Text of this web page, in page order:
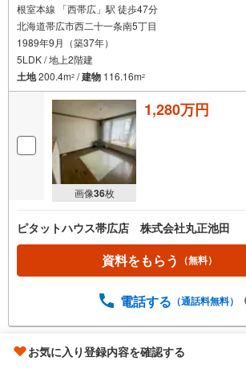
根室本線 「西帯広」駅 徒歩47分
北海道帯広市西二十一条南5丁目
1989年9月（築37年）
5LDK / 地上2階建
土地200.4m2 /建物 116.16m2
画像36枚
1,280万円
ピタットハウス帯広店 株式会社丸正池田
資料をもらう （無料）
電話する （通話料無料）
帯広市西九条南29丁目
お気に入り登録内容を確認する